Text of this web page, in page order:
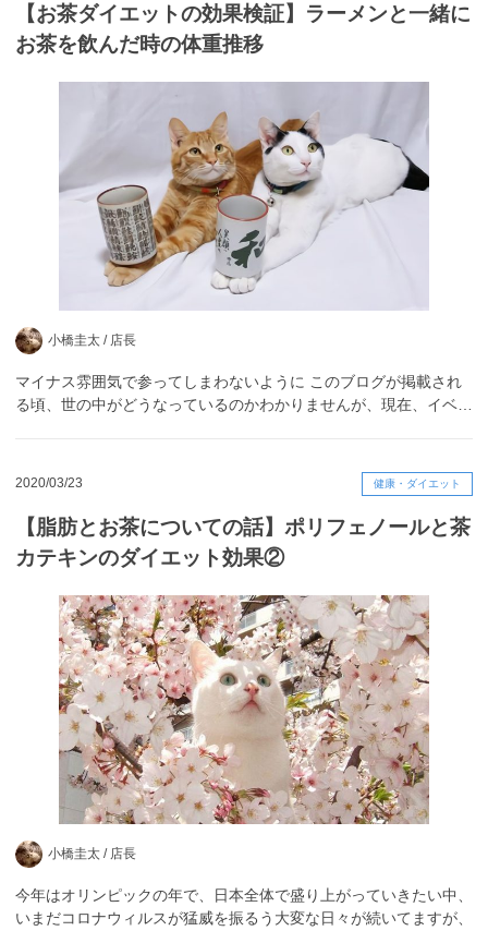
【お茶ダイエットの効果検証】ラーメンと一緒に
お茶を飲んだ時の体重推移
小橋圭太 / 店長
マイナス雰囲気で参ってしまわないように このブログが掲載され
る頃、世の中がどうなっているのかわかりませんが、現在、イベ…
2020/03/23 健康・ダイエット
【脂肪とお茶についての話】ポリフェノールと茶
カテキンのダイエット効果②
小橋圭太 / 店長
今年はオリンピックの年で、日本全体で盛り上がっていきたい中、
いまだコロナウィルスが猛威を振るう大変な日々が続いてますが、